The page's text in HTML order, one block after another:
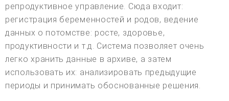
репродуктивное управление. Сюда входит:
регистрация беременностей и родов, ведение
данных о потомстве: росте, здоровье,
продуктивности и т.д. Система позволяет очень
легко хранить данные в архиве, а затем
использовать их: анализировать предыдущие
периоды и принимать обоснованные решения.